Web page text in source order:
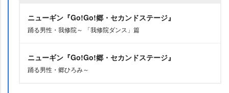
ニューギン『Go!Go!郷・セカンドステージ』
踊る男性・我修院～ 「我修院ダンス」篇
ニューギン『Go!Go!郷・セカンドステージ』
踊る男性・郷ひろみ～